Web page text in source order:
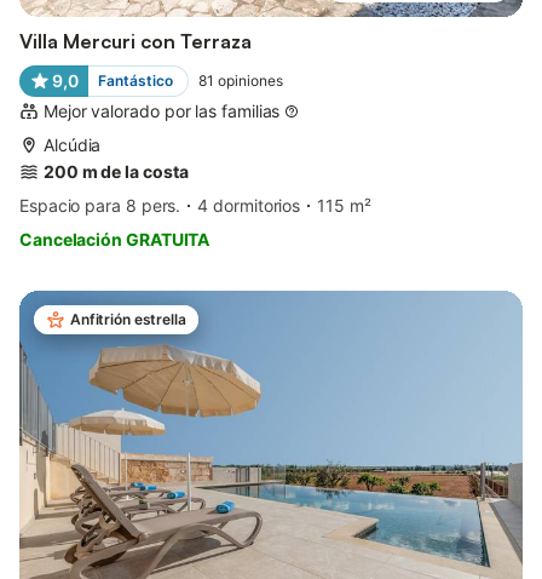
Villa Mercuri con Terraza
9,0 Fantástico 81 opiniones
Mejor valorado por las familias
Alcúdia
200 m de la costa
Espacio para 8 pers.
4 dormitorios
115 m²
Cancelación GRATUITA
Anfitrión estrella